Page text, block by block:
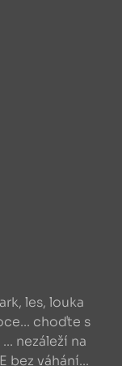
les, louka
choďte s
nezáleží na
bez váhání...